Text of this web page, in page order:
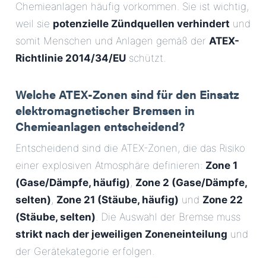
Chemieanlagen häufig vorkommen. Sie ist wichtig,
weil sie potenzielle Zündquellen verhindert und
somit Menschen und Anlagen gemäß der ATEX-
Richtlinie 2014/34/EU schützt.
Welche ATEX-Zonen sind für den Einsatz
elektromagnetischer Bremsen in
Chemieanlagen entscheidend?
Entscheidend sind die ATEX-Zonen, die das Risiko
einer explosiven Atmosphäre definieren: Zone 1
(Gase/Dämpfe, häufig), Zone 2 (Gase/Dämpfe,
selten), Zone 21 (Stäube, häufig) und Zone 22
(Stäube, selten). Die Auswahl der Bremse muss
strikt nach der jeweiligen Zoneneinteilung und
der Gerätekategorie erfolgen.